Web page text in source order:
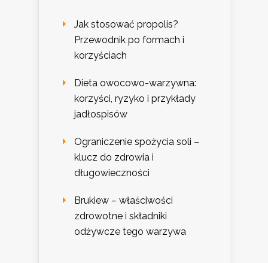
Jak stosować propolis?
Przewodnik po formach i
korzyściach
Dieta owocowo-warzywna:
korzyści, ryzyko i przykłady
jadłospisów
Ograniczenie spożycia soli –
klucz do zdrowia i
długowieczności
Brukiew – właściwości
zdrowotne i składniki
odżywcze tego warzywa